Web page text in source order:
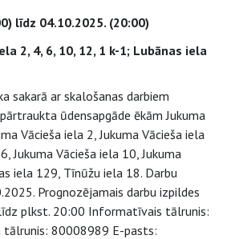
līdz 04.10.2025. (20:00)
2, 4, 6, 10, 12, 1 k-1; Lubānas iela
sakarā ar skalošanas darbiem
ūdensapgāde ēkām Jukuma
Vācieša iela 2, Jukuma Vācieša iela
Jukuma Vācieša iela 10, Jukuma
iela 129, Tīnūžu iela 18. Darbu
Prognozējamais darbu izpildes
plkst. 20:00 Informatīvais tālrunis:
tālrunis: 80008989 E-pasts: